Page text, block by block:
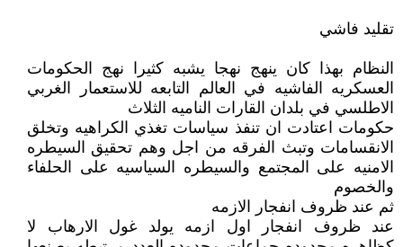
تقليد فاشي
النظام بهذا كان ينهج نهجا يشبه كثيرا نهج الحكومات
العسكريه الفاشيه في العالم التابعه للاستعمار الغربي
الاطلسي في بلدان القارات الناميه الثلاث
حكومات اعتادت ان تنفذ سياسات تغذي الكراهيه وتخلق
الانقسامات وتبث الفرقه من اجل وهم تحقيق السيطره
الامنيه على المجتمع والسيطره السياسيه على الحلفاء
والخصوم
ثم عند ظروف انفجار الازمه
عند ظروف انفجار اول ازمه يولد غول الارهاب لا